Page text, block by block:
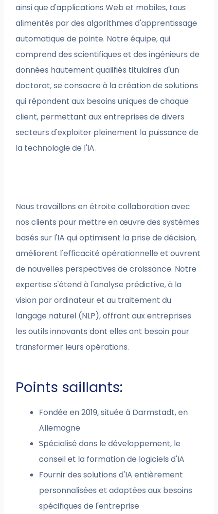
ainsi que d'applications Web et mobiles, tous
alimentés par des algorithmes d'apprentissage
automatique de pointe. Notre équipe, qui
comprend des scientifiques et des ingénieurs de
données hautement qualifiés titulaires d'un
doctorat, se consacre à la création de solutions
qui répondent aux besoins uniques de chaque
client, permettant aux entreprises de divers
secteurs d'exploiter pleinement la puissance de
la technologie de l'IA.
Nous travaillons en étroite collaboration avec
nos clients pour mettre en œuvre des systèmes
basés sur l'IA qui optimisent la prise de décision,
améliorent l'efficacité opérationnelle et ouvrent
de nouvelles perspectives de croissance. Notre
expertise s'étend à l'analyse prédictive, à la
vision par ordinateur et au traitement du
langage naturel (NLP), offrant aux entreprises
les outils innovants dont elles ont besoin pour
transformer leurs opérations.
Points saillants:
Fondée en 2019, située à Darmstadt, en
Allemagne
Spécialisé dans le développement, le
conseil et la formation de logiciels d'IA
Fournir des solutions d'IA entièrement
personnalisées et adaptées aux besoins
spécifiques de l'entreprise